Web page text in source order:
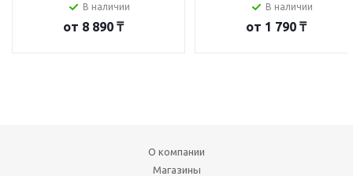
В наличии
от 8 890 ₸
В наличии
от 1 790 ₸
О компании
Магазины